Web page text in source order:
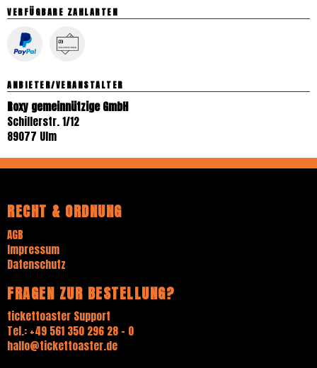
VERFÜGBARE ZAHLARTEN
ANBIETER/VERANSTALTER
Roxy gemeinnützige GmbH
Schillerstr. 1/12
89077 Ulm
RECHT & ORDNUNG
AGB
Impressum
Datenschutz
FRAGEN ZUR BESTELLUNG?
tickettoaster Support
Tel.: +49 561 350 296 28 - 0
hallo@tickettoaster.de